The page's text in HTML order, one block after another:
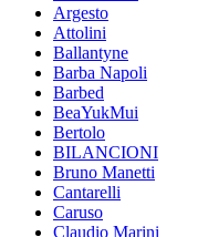
Argesto
Attolini
Ballantyne
Barba Napoli
Barbed
BeaYukMui
Bertolo
BILANCIONI
Bruno Manetti
Cantarelli
Caruso
Claudio Marini